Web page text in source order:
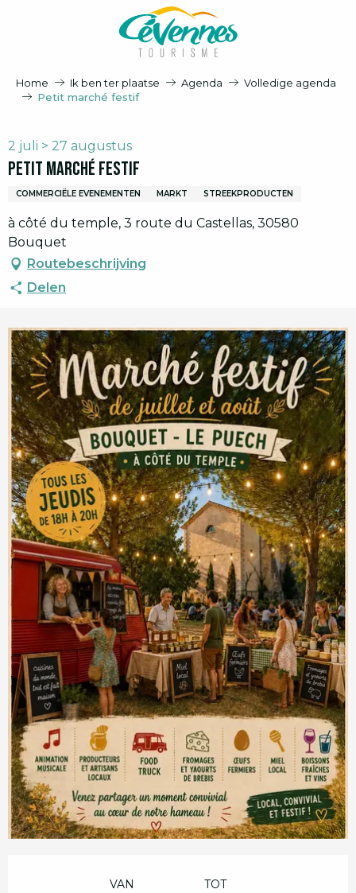
Home Ik ben ter plaatse Agenda
Volledige agenda
Petit marché festif
2 juli > 27 augustus
Petit marché festif
COMMERCIËLE EVENEMENTEN MARKT STREEKPRODUCTEN
à côté du temple, 3 route du Castellas, 30580
Bouquet
Routebeschrijving
Delen
Openingstijden en contactgegevens
VAN TOT